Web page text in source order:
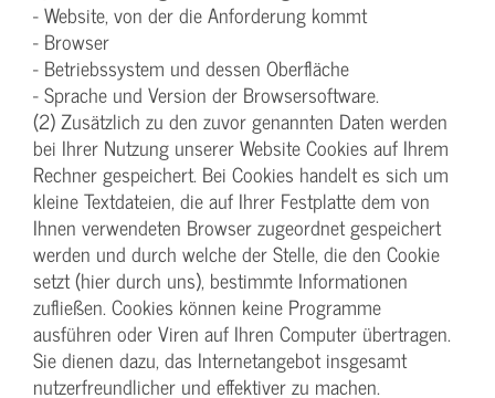
- Website, von der die Anforderung kommt
- Browser
- Betriebssystem und dessen Oberfläche
- Sprache und Version der Browsersoftware.
(2) Zusätzlich zu den zuvor genannten Daten werden
bei Ihrer Nutzung unserer Website Cookies auf Ihrem
Rechner gespeichert. Bei Cookies handelt es sich um
kleine Textdateien, die auf Ihrer Festplatte dem von
Ihnen verwendeten Browser zugeordnet gespeichert
werden und durch welche der Stelle, die den Cookie
setzt (hier durch uns), bestimmte Informationen
zufließen. Cookies können keine Programme
ausführen oder Viren auf Ihren Computer übertragen.
Sie dienen dazu, das Internetangebot insgesamt
nutzerfreundlicher und effektiver zu machen.